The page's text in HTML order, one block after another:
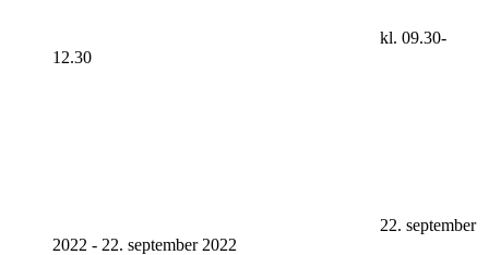
kl. 09.30-
12.30
22. september
2022 - 22. september 2022